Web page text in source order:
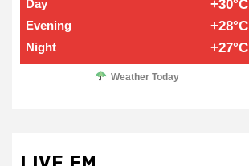
Day +30°C
Evening +28°C
Night +27°C
Weather Today